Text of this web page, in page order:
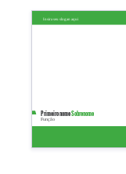
Função
Insira seu slogan aqui
Primeiro nomeSobrenome